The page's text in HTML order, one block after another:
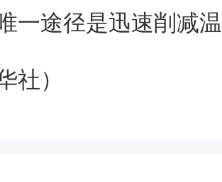
一途径是迅速削减温
社）